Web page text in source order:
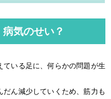
気のせい？
いる足に、何らかの問題が生
ん減少していくため、筋力も